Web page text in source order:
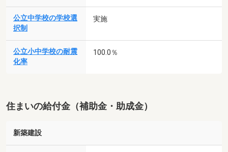
公立中学校の学校選
択制
実施
公立小中学校の耐震
化率
100.0％
住まいの給付金（補助金・助成金）
新築建設